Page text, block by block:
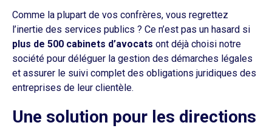
Comme la plupart de vos confrères, vous regrettez
l’inertie des services publics ? Ce n’est pas un hasard si
plus de 500 cabinets d’avocats ont déjà choisi notre
société pour déléguer la gestion des démarches légales
et assurer le suivi complet des obligations juridiques des
entreprises de leur clientèle.
Une solution pour les directions